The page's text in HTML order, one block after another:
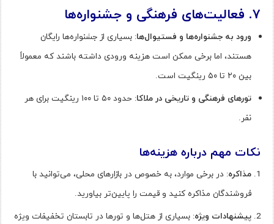
۷. فعالیت‌های فرهنگی و جشنواره‌ها
ورود به جشنواره‌ها و فستیوال‌ها: بسیاری از جشنواره‌ها رایگان
هستند، اما برخی ممکن است هزینه ورودی داشته باشند که معمولاً
بین ۲۰ تا ۵۰ رینگیت است.
تورهای فرهنگی و تاریخی در ملاکا
: حدود ۵۰ تا ۱۰۰ رینگیت برای هر
نفر.
نکات مهم درباره هزینه‌ها
مذاکره: در برخی موارد، به خصوص در بازارهای محلی، می‌توانید با
فروشندگان مذاکره کنید و قیمت را پایین‌تر بیاورید.
پیشنهادات ویژه: بسیاری از هتل‌ها و تورها در تابستان تخفیفات ویژه